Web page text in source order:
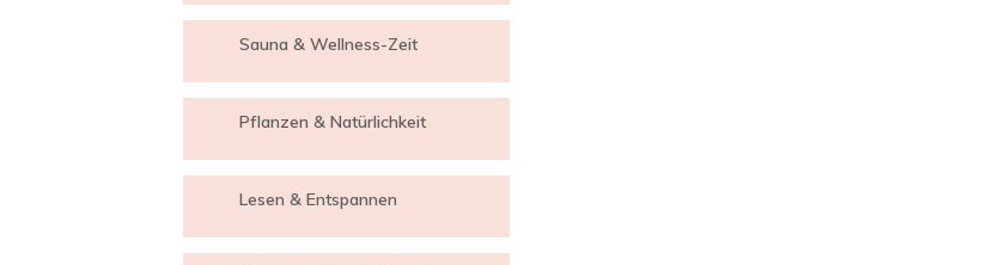
Sauna & Wellness-Zeit
Pflanzen & Natürlichkeit
Lesen & Entspannen